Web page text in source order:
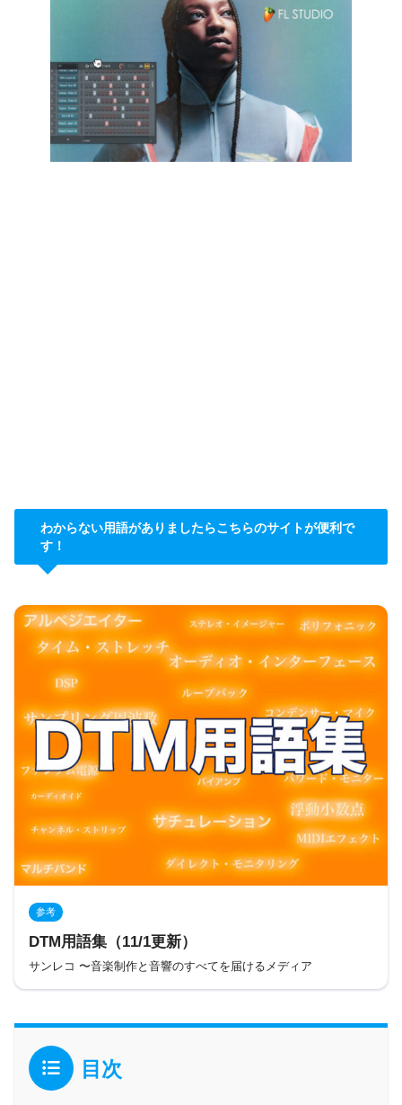
わからない用語がありましたらこちらのサイトが便利で
す！
参考
DTM用語集（11/1更新）
サンレコ 〜音楽制作と音響のすべてを届けるメディア
目次